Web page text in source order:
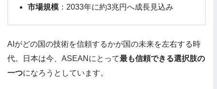
市場規模 ：2033年に約3兆円へ成長見込み
AIがどの国の技術を信頼するかが国の未来を左右する時
代。日本は今、ASEANにとって最も信頼できる選択肢の
一つになろうとしています。